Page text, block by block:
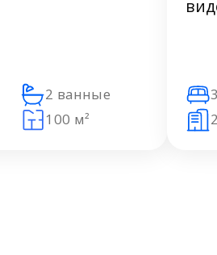
2 ванные
100 м²